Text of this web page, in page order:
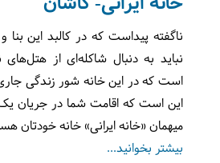
ناگفته پیداست که در کالبد این بنا
نباید به دنبال شاکله‌ای از
است که در این خانه شور زندگی
این است که اقامت شما در جریان
میهمان «خانه ایرانی» خانه خودتان
بیشتر بخوانید...